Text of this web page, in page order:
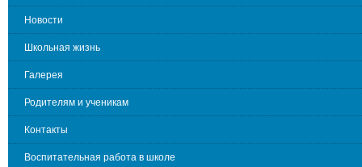
Новости
Школьная жизнь
Галерея
Родителям и ученикам
Контакты
Воспитательная работа в школе